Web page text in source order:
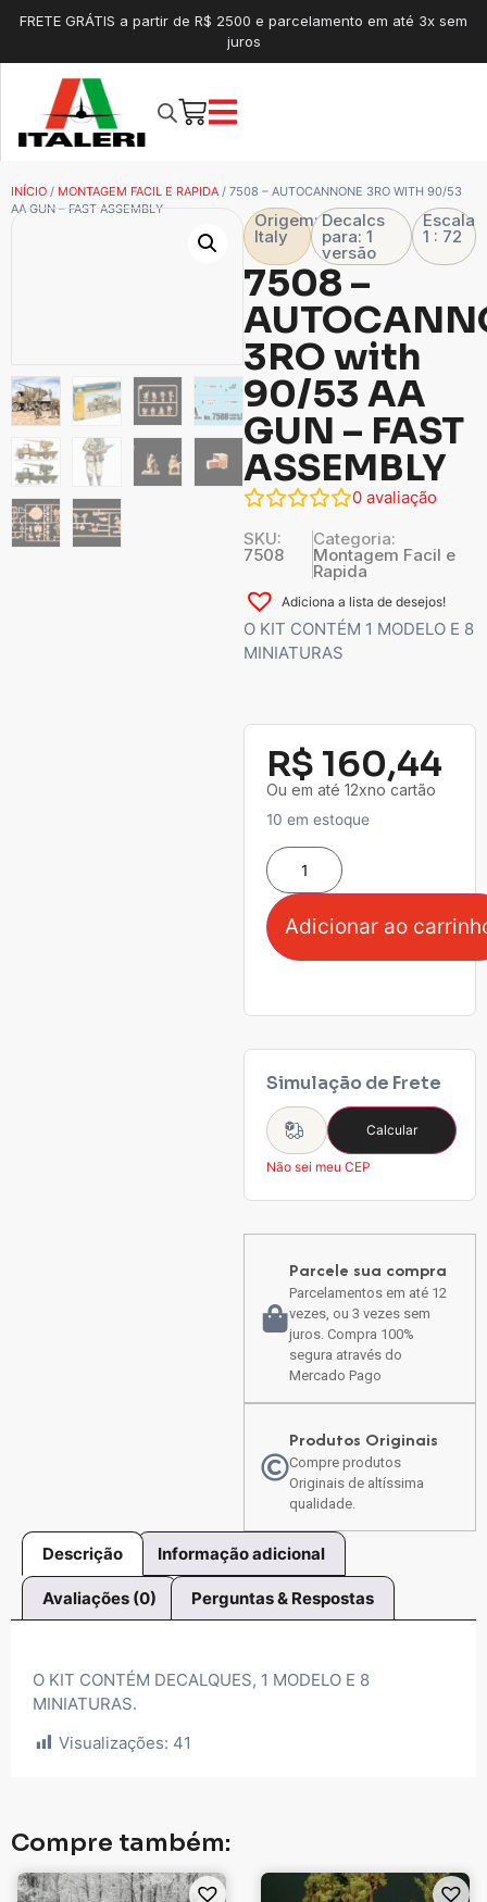
FRETE GRÁTIS a partir de R$ 2500 e parcelamento em até 3x sem
juros
INÍCIO / MONTAGEM FACIL E RAPIDA / 7508 – AUTOCANNONE 3RO WITH 90/53
AA GUN – FAST ASSEMBLY
Origem:
Italy
Decalcs
para: 1
versão
Escala
1 : 72
7508 –
3RO with
90/53 AA
GUN – FAST
ASSEMBLY
0 avaliação
SKU:
7508
Categoria:
Montagem Facil e
Rapida
Adiciona a lista de desejos!
O KIT CONTÉM 1 MODELO E 8
MINIATURAS
R$ 160,44
Ou em até 12xno cartão
10 em estoque
Adicionar ao
Simulação de Frete
Calcular
Não sei meu CEP
Parcele sua compra
Parcelamentos em até 12
vezes, ou 3 vezes sem
juros. Compra 100%
segura através do
Mercado Pago
Produtos Originais
Compre produtos
Originais de altíssima
qualidade.
Descrição Informação adicional
Avaliações (0) Perguntas & Respostas
O KIT CONTÉM DECALQUES, 1 MODELO E 8
MINIATURAS.
Visualizações: 41
Compre também: